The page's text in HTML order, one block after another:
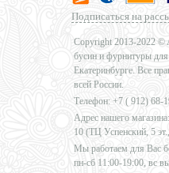
Подписаться на
Copyright 2013-2022 ©
бусин и фурнитуры
Екатеринбурге. Все
всей России.
Телефон: +7 ( 912) 68-
Адрес нашего
10 (ТЦ Успенский, 5
Мы работаем для Вас
пн-сб 11:00-19:00, вс